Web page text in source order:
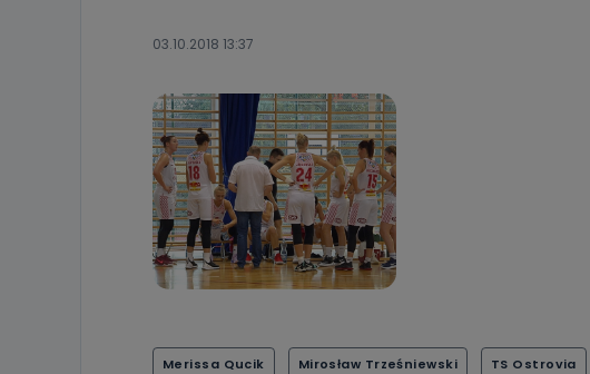
03.10.2018 13:37
Merissa Qucik Mirosław Trześniewski TS Ostrovia